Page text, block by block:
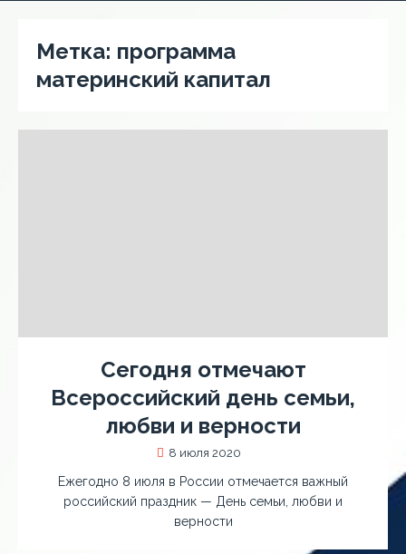
Метка: программа
материнский капитал
Сегодня отмечают
Всероссийский день семьи,
любви и верности
8 июля 2020
Ежегодно 8 июля в России отмечается важный
российский праздник — День семьи, любви и
верности